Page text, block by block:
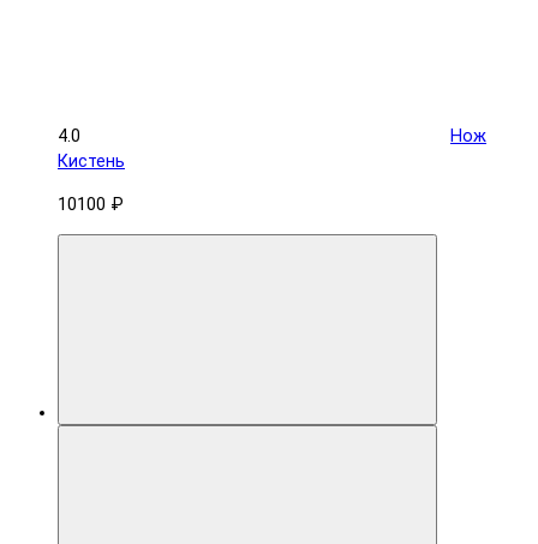
4.0
Нож
Кистень
10100 ₽